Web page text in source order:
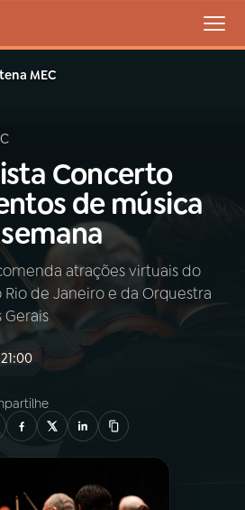
Buscar
AO VIVO
MEC
Concerto
de música
atrações virtuais do
de Janeiro e da Orquestra
Gerais